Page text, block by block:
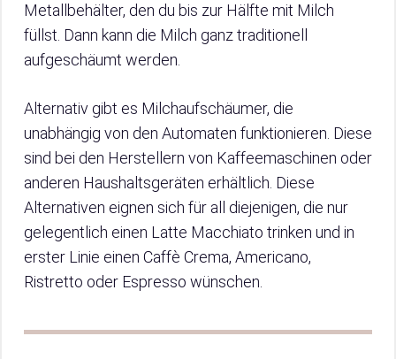
Metallbehälter, den du bis zur Hälfte mit Milch
füllst. Dann kann die Milch ganz traditionell
aufgeschäumt werden.
Alternativ gibt es Milchaufschäumer, die
unabhängig von den Automaten funktionieren. Diese
sind bei den Herstellern von Kaffeemaschinen oder
anderen Haushaltsgeräten erhältlich. Diese
Alternativen eignen sich für all diejenigen, die nur
gelegentlich einen Latte Macchiato trinken und in
erster Linie einen Caffè Crema, Americano,
Ristretto oder Espresso wünschen.